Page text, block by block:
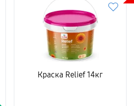
Краска Relief 14кг